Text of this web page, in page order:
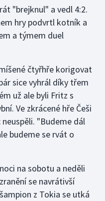
"brejknul" a vedl 4:2.
hry podvrtl kotník a
a týmem duel
čtyřhře korigovat
sice vyhrál díky třem
už ale byli Fritz s
Ve zkrácené hře Češi
"Budeme dál
budeme se rvát o
na sobotu a neděli
se navrátivší
z Tokia se utká